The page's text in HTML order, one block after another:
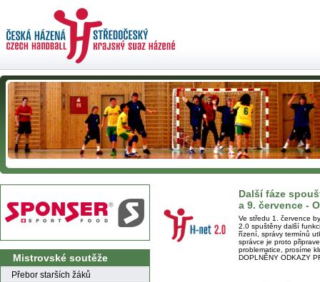
Mistrovské soutěže
Přebor starších žáků
Další fáze
a 9. července -
Ve středu 1. července
2.0 spuštěny další
řízení, správy termínů
správce je proto
problematice, prosíme
DOPLNĚNY ODKAZY